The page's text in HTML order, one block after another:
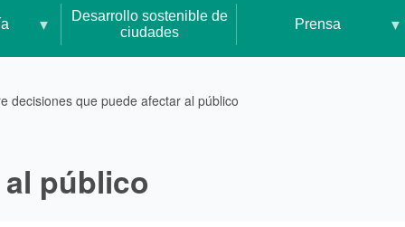
Desarrollo sostenible de
ciudades
Prensa
decisiones que puede afectar al público
público